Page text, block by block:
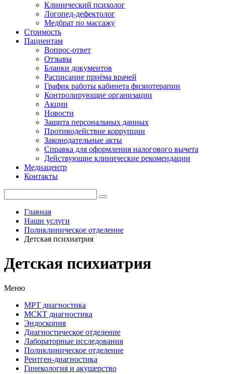
Клинический психолог
Логопед-дефектолог
Медбрат по массажу
Стоимость
Пациентам
Вопрос-ответ
Отзывы
Бланки документов
Расписание приёма врачей
График работы кабинета физиотерапии
Контролирующие организации
Акции
Новости
Защита персональных данных
Противодействие коррупции
Законодательные акты
Справка для оформления налогового вычета
Действующие клинические рекомендации
Медиацентр
Контакты
Главная
Наши услуги
Поликлиническое отделение
Детская психиатрия
Детская психиатрия
Меню
МРТ диагностика
МСКТ диагностика
Эндоскопия
Диагностическое отделение
Лабораторные исследования
Поликлиническое отделение
Рентген-диагностика
Гинекология и акушерство